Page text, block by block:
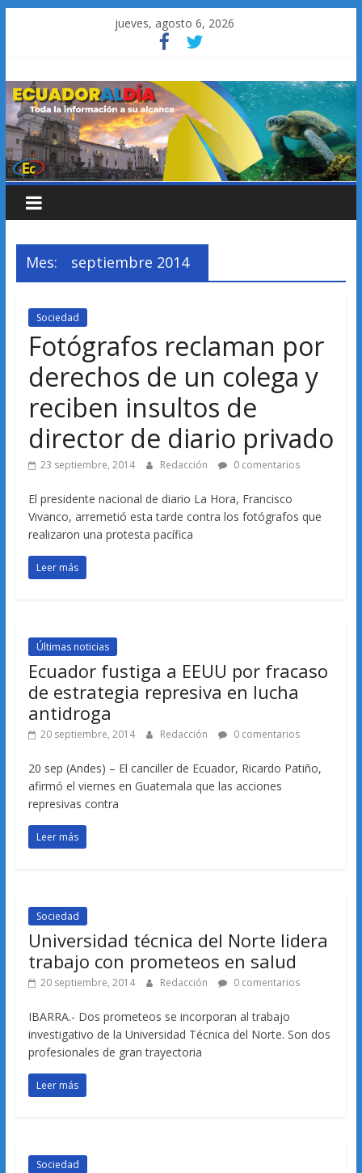
jueves, agosto 6, 2026
Mes: septiembre 2014
Sociedad
Fotógrafos reclaman por
derechos de un colega y
reciben insultos de
director de diario privado
23 septiembre, 2014 Redacción 0 comentarios
El presidente nacional de diario La Hora, Francisco
Vivanco, arremetió esta tarde contra los fotógrafos que
realizaron una protesta pacífica
Leer más
Últimas noticias
Ecuador fustiga a EEUU por fracaso
de estrategia represiva en lucha
antidroga
20 septiembre, 2014 Redacción 0 comentarios
20 sep (Andes) – El canciller de Ecuador, Ricardo Patiño,
afirmó el viernes en Guatemala que las acciones
represivas contra
Leer más
Sociedad
Universidad técnica del Norte lidera
trabajo con prometeos en salud
20 septiembre, 2014 Redacción 0 comentarios
IBARRA.- Dos prometeos se incorporan al trabajo
investigativo de la Universidad Técnica del Norte. Son dos
profesionales de gran trayectoria
Leer más
Sociedad